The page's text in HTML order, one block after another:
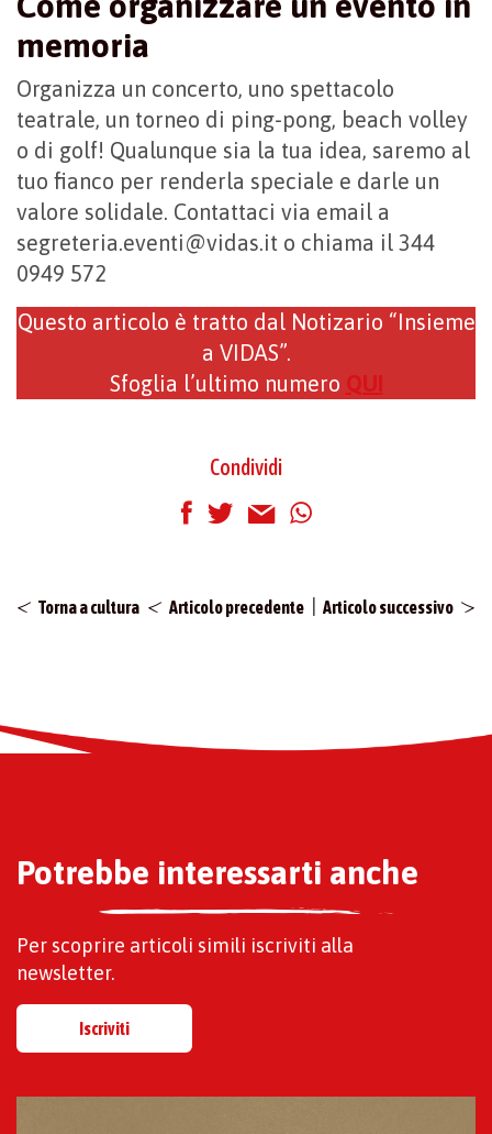
memoria
Organizza un concerto, uno spettacolo
teatrale, un torneo di ping-pong, beach volley
o di golf! Qualunque sia la tua idea, saremo al
tuo fianco per renderla speciale e darle un
valore solidale. Contattaci via email a
segreteria.eventi@vidas.it o chiama il 344
0949 572
Questo articolo è tratto dal Notizario “Insieme
a VIDAS”.
Sfoglia l’ultimo numero QUI
Condividi
Torna a cultura Articolo precedente | Articolo successivo
Potrebbe interessarti anche
Per scoprire articoli simili iscriviti alla
newsletter.
Iscriviti